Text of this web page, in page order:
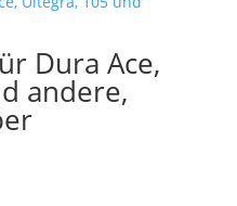
Dura Ace,
andere,